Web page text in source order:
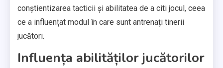
conștientizarea tacticii și abilitatea de a citi jocul, ceea
ce a influențat modul în care sunt antrenați tinerii
jucători.
Influența abilităților jucătorilor